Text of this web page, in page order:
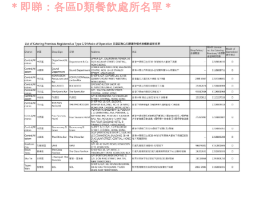
＊即睇：各區D類餐飲處所名單＊